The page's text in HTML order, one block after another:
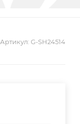
Артикул: G-SH24514